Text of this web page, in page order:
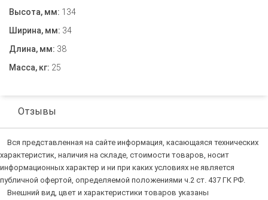
Высота, мм: 134
Ширина, мм: 34
Длина, мм: 38
Масса, кг: 25
Отзывы
Вся представленная на сайте информация, касающаяся технических
характеристик, наличия на складе, стоимости товаров, носит
информационных характер и ни при каких условиях не является
публичной офертой, определяемой положениями ч.2 ст. 437 ГК РФ.
Внешний вид, цвет и характеристики товаров указаны